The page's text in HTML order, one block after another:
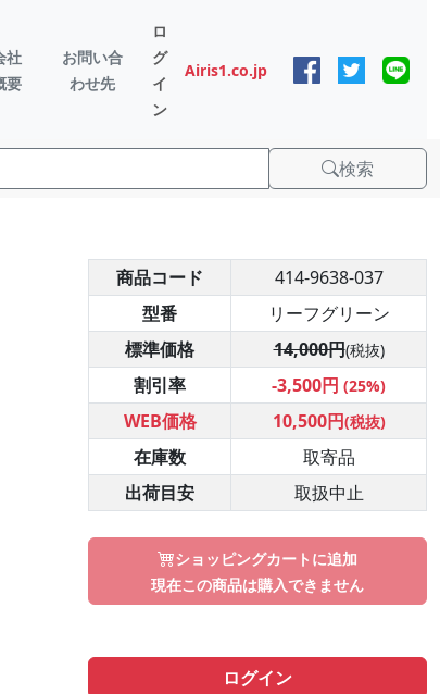
社
要
お問い合
わせ先
ロ
グ
イ
ン
Airis1.co.jp
検索
商品コード
414-9638-037
型番
リーフグリーン
標準価格
14,000円(税抜)
割引率 -3,500円 (25%)
WEB価格 10,500円(税抜)
在庫数
取寄品
出荷目安
取扱中止
ショッピングカートに追加
現在この商品は購入できません
ログイン